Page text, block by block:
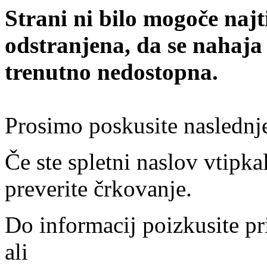
Strani ni bilo mogoče
odstranjena, da se
trenutno nedostopna.
Prosimo poskusite
Če ste spletni naslov
preverite črkovanje.
Do informacij poizkusite
ali